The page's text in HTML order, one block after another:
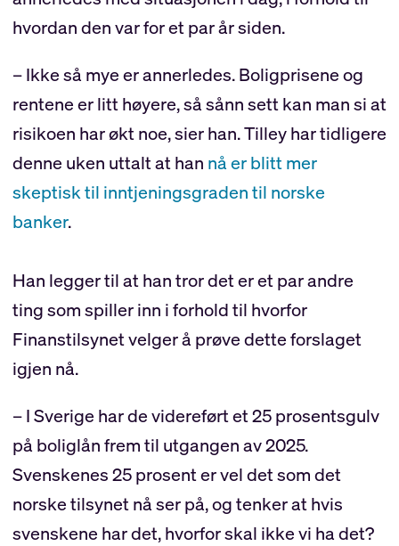
hvordan den var for et par år siden.
– Ikke så mye er annerledes. Boligprisene og
rentene er litt høyere, så sånn sett kan man si at
risikoen har økt noe, sier han. Tilley har tidligere
denne uken uttalt at han nå er blitt mer
skeptisk til inntjeningsgraden til norske
banker.
Han legger til at han tror det er et par andre
ting som spiller inn i forhold til hvorfor
Finanstilsynet velger å prøve dette forslaget
igjen nå.
– I Sverige har de videreført et 25 prosentsgulv
på boliglån frem til utgangen av 2025.
Svenskenes 25 prosent er vel det som det
norske tilsynet nå ser på, og tenker at hvis
svenskene har det, hvorfor skal ikke vi ha det?